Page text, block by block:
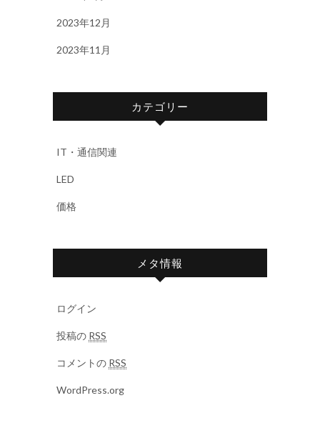
2023年12月
2023年11月
カテゴリー
IT・通信関連
LED
価格
メタ情報
ログイン
投稿の RSS
コメントの RSS
WordPress.org